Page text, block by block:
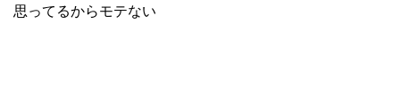
思ってるからモテない